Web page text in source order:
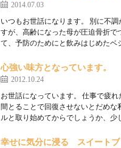
2014.07.03
いつもお世話になります。 別に不
すが、高齢になった母が圧迫骨折で
て、予防のためにと飲みはじめたベ
心強い味方となっています。
2012.10.24
お世話になっています。 仕事で疲
間とることで回復させないとだめな
ルと取り始めてからでしょうか、少
幸せに気分に浸る スイートブ